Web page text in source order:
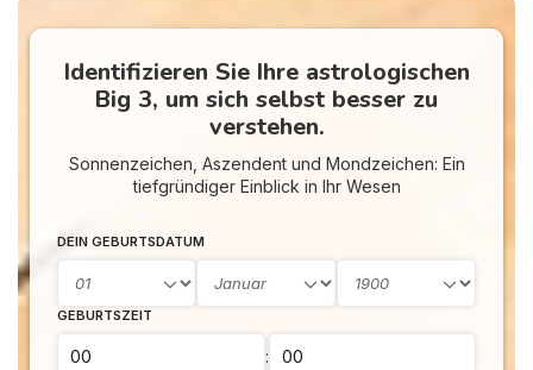
Identifizieren Sie Ihre astrologischen
Big 3, um sich selbst besser zu
verstehen.
Sonnenzeichen, Aszendent und Mondzeichen: Ein
tiefgründiger Einblick in Ihr Wesen
DEIN GEBURTSDATUM
GEBURTSZEIT
: